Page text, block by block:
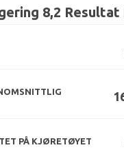
8,2 Resultat
PÅ KJØRETØYET